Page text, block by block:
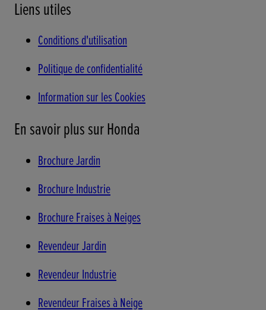
Liens utiles
Conditions d'utilisation
Politique de confidentialité
Information sur les Cookies
En savoir plus sur Honda
Brochure Jardin
Brochure Industrie
Brochure Fraises à Neiges
Revendeur Jardin
Revendeur Industrie
Revendeur Fraises à Neige